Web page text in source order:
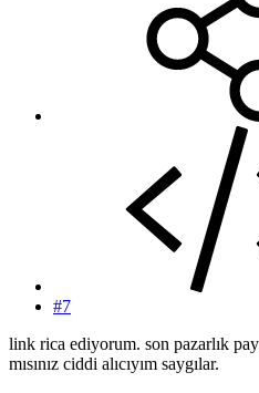
#7
link rica ediyorum. son pazarlık
mısınız ciddi alıcıyım saygılar.